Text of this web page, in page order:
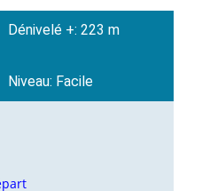
Dénivelé +: 223 m
Niveau: Facile